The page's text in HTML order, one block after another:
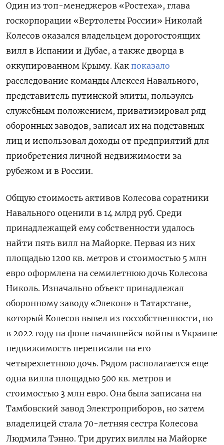
Один из топ-менеджеров «Ростеха», глава
госкорпорации «Вертолеты России» Николай
Колесов оказался владельцем дорогостоящих
вилл в Испании и Дубае, а также дворца в
оккупированном Крыму. Как показало
расследование команды Алексея Навального,
представитель путинской элиты, пользуясь
служебным положением, приватизировал ряд
оборонных заводов, записал их на подставных
лиц и использовал доходы от предприятий для
приобретения личной недвижимости за
рубежом и в России.
Общую стоимость активов Колесова соратники
Навального оценили в 14 млрд руб. Среди
принадлежащей ему собственности удалось
найти пять вилл на Майорке. Первая из них
площадью 1200 кв. метров и стоимостью 5 млн
евро оформлена на семилетнюю дочь Колесова
Николь. Изначально объект принадлежал
оборонному заводу «Элекон» в Татарстане,
который Колесов вывел из госсобственности, но
в 2022 году на фоне начавшейся войны в Украине
недвижимость переписали на его
четырехлетнюю дочь. Рядом располагается еще
одна вилла площадью 500 кв. метров и
стоимостью 3 млн евро. Она была записана на
Тамбовский завод Электроприборов, но затем
владелицей стала 70-летняя сестра Колесова
Людмила Тэнно. Три других виллы на Майорке